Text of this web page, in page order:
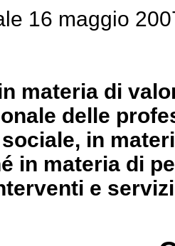
16 maggio
materia di
delle
in
in materia di
e